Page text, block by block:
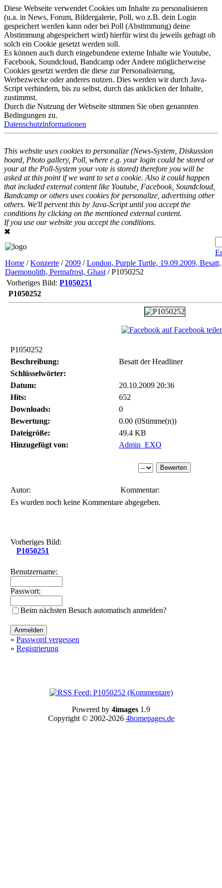
Diese Webseite verwendet Cookies um Inhalte zu personalisieren
(u.a. in News, Forum, Bildergalerie, Poll, wo z.B. dein Login
gespeichert werden kann oder bei Poll (Abstimmung) deine
Abstimmung abgespeichert wird) hierfür wirst du jeweils gefragt ob
solch ein Cookie gesetzt werden soll.
Es können auch durch eingebundene externe Inhalte wie Youtube,
Facebook, Soundcloud, Bandcamp oder Andere möglicherweise
Cookies gesetzt werden die diese zur Personalisierung,
Werbezwecke oder anderes nutzen. Dies werden wir durch Java-
Script verhindern, bis zu selbst, durch das anklicken der Inhalte,
zustimmst.
Durch die Nutzung der Webseite stimmen Sie oben genannten
Bedingungen zu.
Datenschutzinformationen
This website uses cookies to personalize (News-System, Diskussion
board, Photo gallery, Poll, where e.g. your login could be stored or
your at the Poll-System your vote is stored) therefore you will be
asked at this point if we want to set a cookie. Also it could happen
that included external content like Youtube, Facebook, Soundcloud,
Bandcamp or others uses cookies for personalize, advertising other
others. We'll pervent this by Java-Script until you accept the
conditions by clicking on the mentioned external content.
If you use our website you accept the conditions.
✖
Home /Konzerte / 2009 /London, Purple Turtle, 19.09.2009, Besatt,
Daemonolith, Permafrost, Ghast / P1050252
Vorheriges Bild: P1050251
P1050252
auf Facebook
P1050252
Beschreibung:
Besatt der Headliner
Schlüsselwörter:
Datum:
20.10.2009 20:36
Hits:
652
Downloads:
0
Bewertung:
0.00 (0Stimme(n))
Dateigröße:
49.4 KB
Hinzugefügt von:
Admin_EXO
Autor:
Kommentar:
Es wurden noch keine Kommentare abgegeben.
Vorheriges Bild:
P1050251
Benutzername:
Passwort:
Beim nächsten Besuch automatisch anmelden?
» Password vergessen
» Registrierung
Powered by 4images 1.9
Copyright © 2002-2026 4homepages.de